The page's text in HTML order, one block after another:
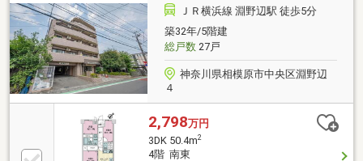
ください！インターネット、チラシなどに掲載できな
い物件も多数ございます！
ＪＲ横浜線 淵野辺駅 徒歩5分
築32年/5階建
総戸数27戸
神奈川県相模原市中央区淵野辺
４
2,798万円
3DK 50.4m2
4階 南東